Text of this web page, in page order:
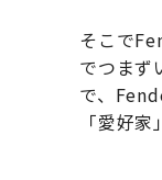
そこで
でつまず
で、
「愛好